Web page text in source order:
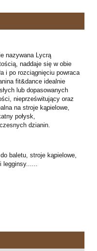
nazywana Lycrą
naddaje się w obie
i po rozciągnięciu powraca
fit&dance idealnie
lub dopasowanych
nieprześwitujący oraz
na stroje kąpielowe,
połysk,
dzianin.
baletu, stroje kąpielowe,